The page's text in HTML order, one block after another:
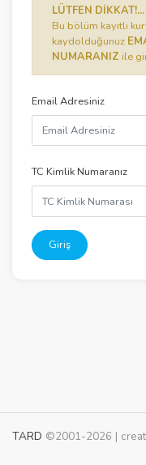
LÜTFEN DİKKAT!...
Bu bölüm kayıtlı
kaydolduğunuz
NUMARANIZ ile
Email Adresiniz
TC Kimlik Numaranız
Giriş
TARD ©2001-2026 |